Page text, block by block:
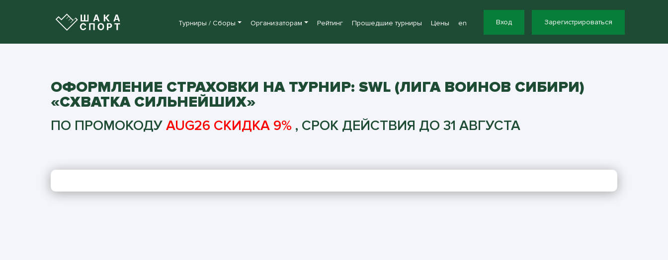
Турниры / Сборы Организаторам Рейтинг Прошедшие турниры Цены en Вход Зарегистрироваться
ОФОРМЛЕНИЕ СТРАХОВКИ НА ТУРНИР: SWL (ЛИГА ВОИНОВ СИБИРИ)
«СХВАТКА СИЛЬНЕЙШИХ»
ПО ПРОМОКОДУ AUG26 СКИДКА 9% , СРОК ДЕЙСТВИЯ ДО 31 АВГУСТА